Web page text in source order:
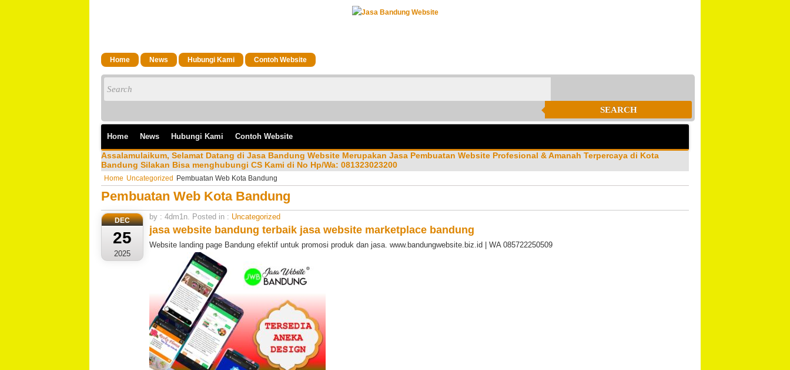
Home News Hubungi Kami Contoh Website
SEARCH
Home News Hubungi Kami Contoh Website
Assalamulaikum, Selamat Datang di Jasa Bandung Website Merupakan Jasa Pembuatan Website Profesional & Amanah Terpercaya di Kota
Bandung Silakan Bisa menghubungi CS Kami di No Hp/Wa: 081323023200
Home Uncategorized Pembuatan Web Kota Bandung
Pembuatan Web Kota Bandung
DEC
25
2025
by : 4dm1n. Posted in : Uncategorized
jasa website bandung terbaik jasa website marketplace bandung
Website landing page Bandung efektif untuk promosi produk dan jasa. www.bandungwebsite.biz.id | WA 085722250509